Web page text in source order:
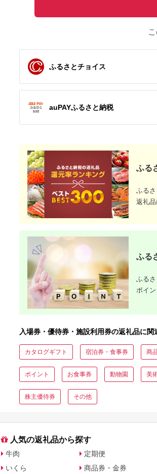
出典：ふるなび
アートホテル石垣島
施設利用券 3万円分
寄付金額:100,000
出典：ふるなび
【恩納村】JTBふるさ
と旅行クーポン
（3,000円分）有効期
間3年（Eメール発
行）｜予約 宿泊 観光
体験 温泉 ホテル 旅館
チケット 子供 子連れ
カップル 家族 店頭 オ
ンライン ネット 電話
沖縄 沖縄
ソレ
寄付
ふるさとチョイス
auPAYふるさと納税
ふる
ふる
返礼
ふる
ふる
ポイ
入場券・優待券・施設利用券の返礼品に関
カタログギフト 宿泊券・食事券 商
ポイント お食事券 動物園 美
株主優待券 その他
人気の返礼品から探す
牛肉
いくら
定期便
商品券・金券